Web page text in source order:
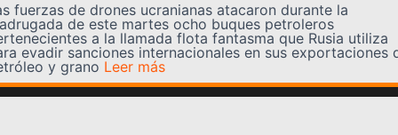
fuerzas de drones ucranianas atacaron durante la
de este martes ocho buques petroleros
a la llamada flota fantasma que Rusia utiliza
evadir sanciones internacionales en sus exportaciones
y grano Leer más